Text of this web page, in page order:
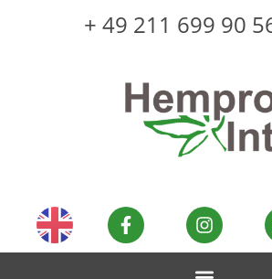
+ 49 211 699 90